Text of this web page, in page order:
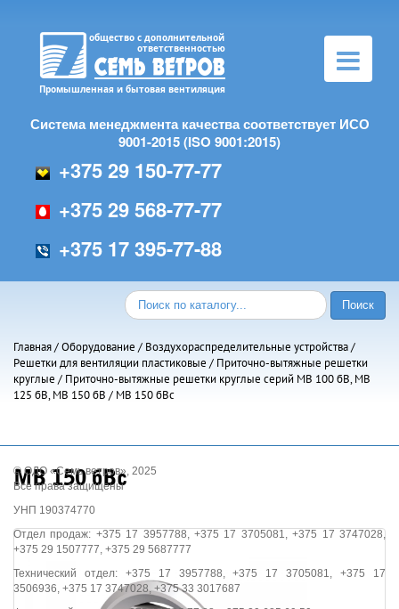
Система менеджмента качества соответствует ИСО
9001-2015 (ISO 9001:2015)
+375 29 150-77-77
+375 29 568-77-77
+375 17 395-77-88
Главная/Оборудование / Воздухораспределительные устройства/
Решетки для вентиляции пластиковые / Приточно-вытяжные решетки
круглые / Приточно-вытяжные решетки круглые серий МВ 100 бВ, МВ
125 бВ, МВ 150 бВ / МВ 150 бВс
МВ 150 бВс
© ОДО «Семь ветров», 2025
Все права защищены
УНП 190374770
Отдел продаж: +375 17 3957788, +375 17 3705081, +375 17 3747028,
+375 29 1507777, +375 29 5687777
Технический отдел: +375 17 3957788, +375 17 3705081, +375 17
3506936, +375 17 3747028, +375 33 3017687